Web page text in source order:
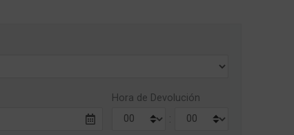
Hora de Devolución
: